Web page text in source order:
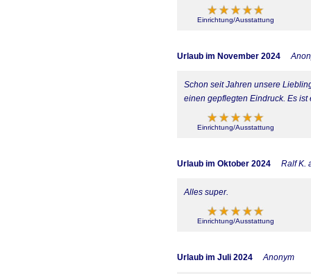
Einrichtung/Ausstattung
Urlaub im November 2024
Schon seit Jahren unsere
einen gepflegten Eindruck. Es
Einrichtung/Ausstattung
Urlaub im Oktober 2024 Ralf K.
Alles super.
Einrichtung/Ausstattung
Urlaub im Juli 2024 Anonym